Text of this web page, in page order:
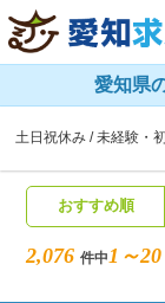
愛知県
土日祝休み 未経験・
おすすめ順
2,076 件中 1～20